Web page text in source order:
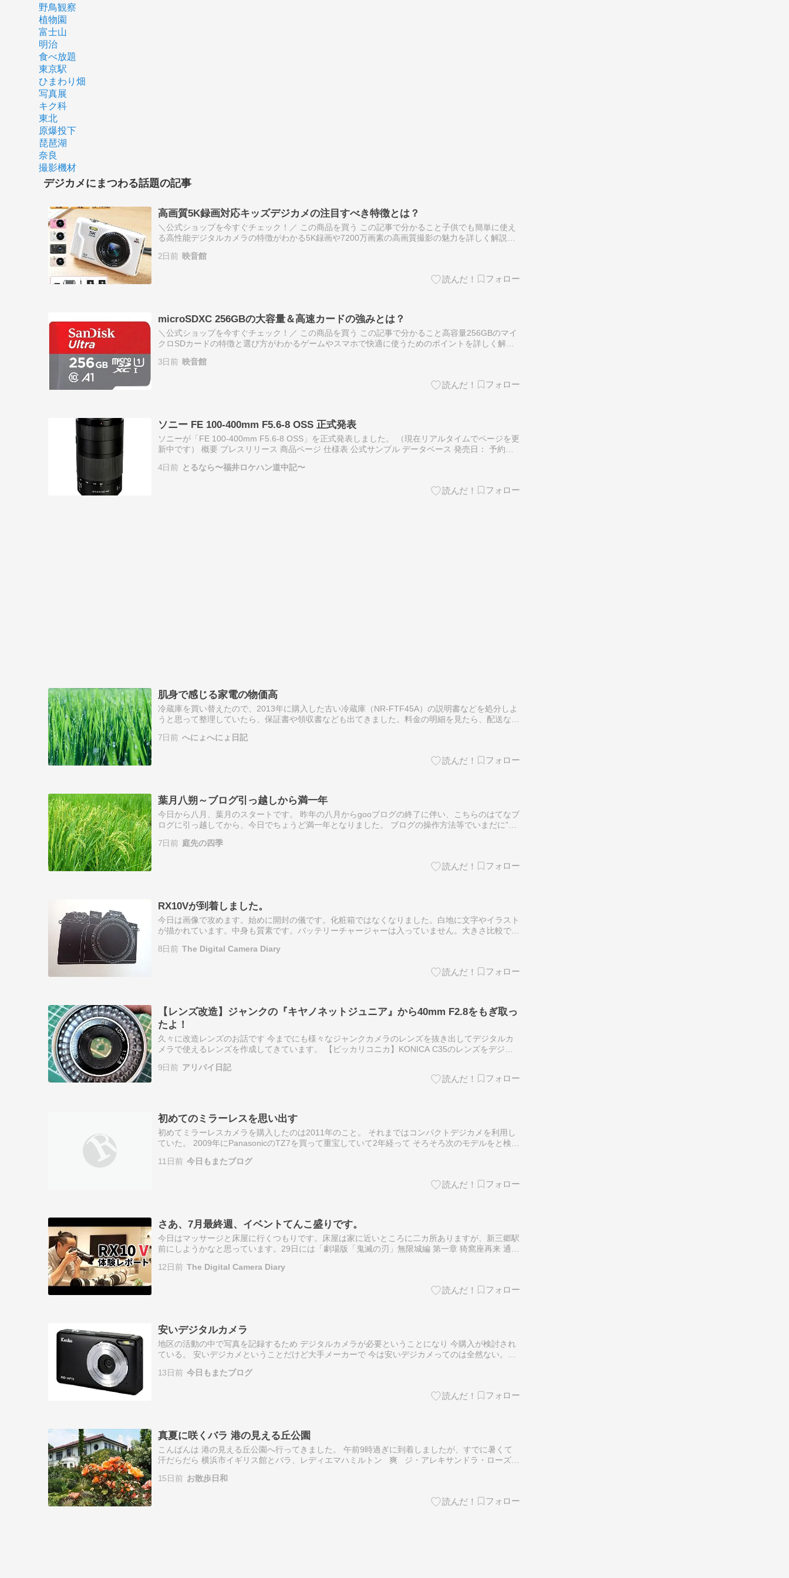
野鳥観察
植物園
富士山
明治
食べ放題
東京駅
ひまわり畑
写真展
キク科
東北
原爆投下
琵琶湖
奈良
撮影機材
デジカメにまつわる話題の記事
高画質5K録画対応キッズデジカメの注目すべき特徴とは？
＼公式ショップを今すぐチェック！／ この商品を買う この記事で分かること子供でも簡単に使え
る高性能デジタルカメラの特徴がわかる5K録画や7200万画素の高画質撮影の魅力を詳しく解説選
2日前 映音館
microSDXC 256GBの大容量＆高速カードの強みとは？
＼公式ショップを今すぐチェック！／ この商品を買う この記事で分かること高容量256GBのマイ
クロSDカードの特徴と選び方がわかるゲームやスマホで快適に使うためのポイントを詳しく解説
ク…
3日前 映音館
ソニー FE 100-400mm F5.6-8 OSS 正式発表
ソニーが「FE 100-400mm F5.6-8 OSS」を正式発表しました。 （現在リアルタイムでページを更
新中です） 概要 プレスリリース 商品ページ 仕様表 公式サンプル データベース 発売日： 予約開
4日前 とるなら〜福井ロケハン道中記〜
肌身で感じる家電の物価高
冷蔵庫を買い替えたので、2013年に購入した古い冷蔵庫（NR-FTF45A）の説明書などを処分しよ
うと思って整理していたら、保証書や領収書なども出てきました。料金の明細を見たら、配送など
7日前 へにょへにょ日記
葉月八朔～ブログ引っ越しから満一年
今日から八月、葉月のスタートです。 昨年の八月からgooブログの終了に伴い、こちらのはてなブ
ログに引っ越してから、今日でちょうど満一年となりました。 ブログの操作方法等でいまだに”は
ブログ、…
7日前 庭先の四季
RX10Vが到着しました。
今日は画像で攻めます。始めに開封の儀です。化粧箱ではなくなりました。白地に文字やイラスト
が描かれています。中身も質素です。バッテリーチャージャーは入っていません。大きさ比較で
ー…
8日前 The Digital Camera Diary
【レンズ改造】ジャンクの『キヤノネットジュニア』から40mm F2.8をもぎ取っ
たよ！
久々に改造レンズのお話です 今までにも様々なジャンクカメラのレンズを抜き出してデジタルカ
メラで使えるレンズを作成してきています。 【ピッカリコニカ】KONICA C35のレンズをデジタ
9日前 アリバイ日記
初めてのミラーレスを思い出す
初めてミラーレスカメラを購入したのは2011年のこと。 それまではコンパクトデジカメを利用し
ていた。 2009年にPanasonicのTZ7を買って重宝していて2年経って そろそろ次のモデルをと検討
11日前 今日もまたブログ
さあ、7月最終週、イベントてんこ盛りです。
今日はマッサージと床屋に行くつもりです。床屋は家に近いところに二カ所ありますが、新三郷駅
前にしようかなと思っています。29日には「劇場版「鬼滅の刃」無限城編 第一章 猗窩座再来 通常
12日前 The Digital Camera Diary
安いデジタルカメラ
地区の活動の中で写真を記録するため デジタルカメラが必要ということになり 今購入が検討され
ている。 安いデジカメということだけど大手メーカーで 今は安いデジカメってのは全然ない。
して …
13日前 今日もまたブログ
真夏に咲くバラ 港の見える丘公園
こんばんは 港の見える丘公園へ行ってきました。 午前9時過ぎに到着しましたが、すでに暑くて
汗だらだら 横浜市イギリス館とバラ、レディエマハミルトン 爽 ジ・アレキサンドラ・ローズ
15日前 お散歩日和